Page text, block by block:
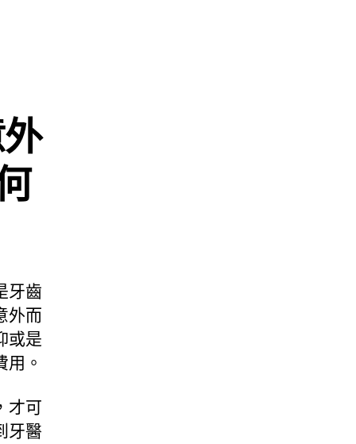
牙齒
外而
或是
。
才可
牙醫